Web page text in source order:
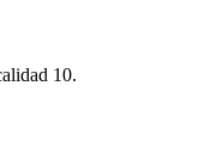
10.